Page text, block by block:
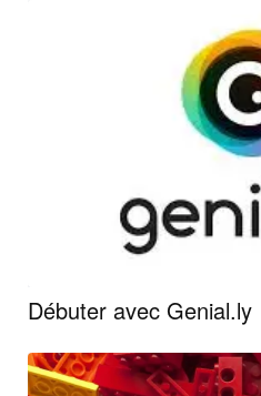
Débuter avec Genial.ly